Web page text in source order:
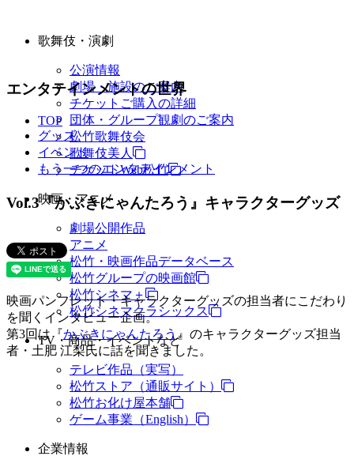
歌舞伎・演劇
公演情報
劇場・施設のご案内
チケットご購入の詳細
団体・グループ観劇のご案内
松竹歌舞伎会
歌舞伎美人
チケットWeb松竹
映画・アニメ
劇場公開作品
アニメ
松竹・映画作品データベース
松竹グループの映画館
松竹シネマ＋
松竹シネマクラシックス
TV・商品・イベントなど
テレビ作品（実写）
松竹ストア（通販サイト）
松竹お化け屋本舗
ゲーム事業（English）
企業情報
エンタテインメントの世界
TOP
グッズ
イベント
もう一つのエンタテインメント
Vol.3『かぶきにゃんたろう』キャラクターグッズ
映画パンフレット・キャラクターグッズの担当者にこだわり
を聞くインタビュー企画。
第3回は『かぶきにゃんたろう 』のキャラクターグッズ担当
者・土肥 江梨氏に話を聞きました。